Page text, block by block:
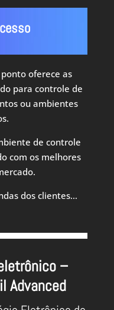
oferece as
para controle de
ou ambientes
de controle
com os melhores
dos clientes…
–
Advanced